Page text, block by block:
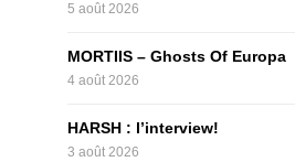
5 août 2026
MORTIIS – Ghosts Of Europa
4 août 2026
HARSH : l’interview!
3 août 2026